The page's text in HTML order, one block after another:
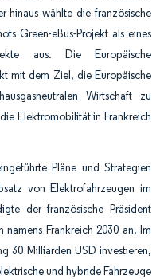
hinaus wählte die französische
Green-eBus-Projekt als eines
aus. Die Europäische
mit dem Ziel, die Europäische
Wirtschaft zu
Elektromobilität in Frankreich
Pläne und Strategien
von Elektrofahrzeugen im
der französische Präsident
namens Frankreich 2030 an. Im
30 Milliarden USD investieren,
und hybride Fahrzeuge